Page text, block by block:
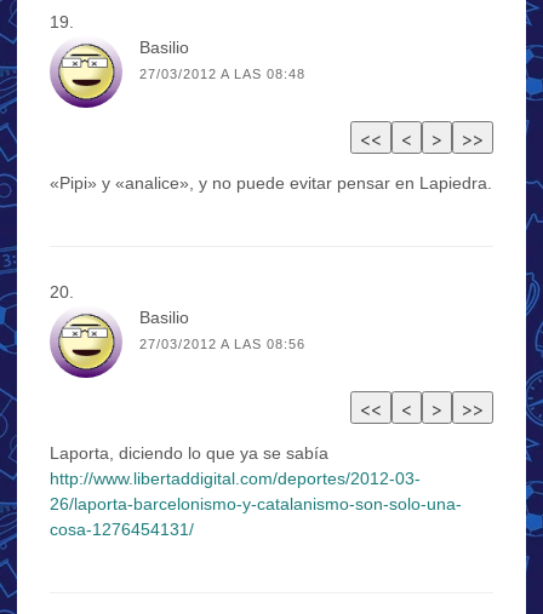
Basilio
27/03/2012 A LAS 08:48
«Pipi» y «analice», y no puede evitar pensar en Lapiedra.
Basilio
27/03/2012 A LAS 08:56
Laporta, diciendo lo que ya se sabía
http://www.libertaddigital.com/deportes/2012-03-
26/laporta-barcelonismo-y-catalanismo-son-solo-una-
cosa-1276454131/